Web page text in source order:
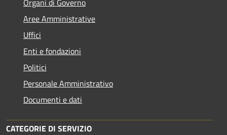
Organi di Governo
Aree Amministrative
Uffici
Enti e fondazioni
Politici
Personale Amministrativo
Documenti e dati
CATEGORIE DI SERVIZIO